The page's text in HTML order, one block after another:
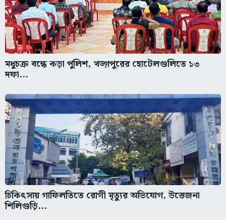
মধুচক্র বন্ধে কড়া পুলিশ, খড়্গপুরের হোটেলগুলিতে ১৩
দফা...
চিকিৎসায় গাফিলতিতে রোগী মৃত্যুর অভিযোগ, উত্তেজনা
শিলিগুড়ি...